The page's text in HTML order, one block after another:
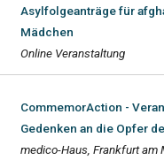
Asylfolgeanträge für
Mädchen
Online Veranstaltung
CommemorAction -
Gedenken an die Opfer
medico-Haus, Frankfurt am